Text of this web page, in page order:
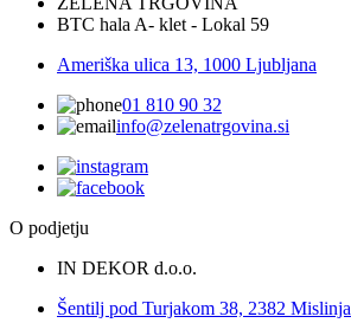
BTC hala A- klet - Lokal 59
Ameriška ulica 13, 1000 Ljubljana
01 810 90 32
info@zelenatrgovina.si
O podjetju
IN DEKOR d.o.o.
Šentilj pod Turjakom 38, 2382 Mislinja